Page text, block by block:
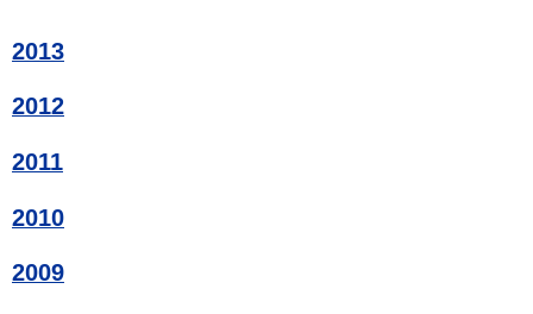
2013
2012
2011
2010
2009